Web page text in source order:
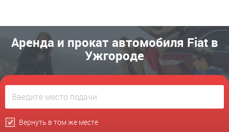
Аренда и прокат автомобиля Fiat в
Ужгороде
Вернуть в том же месте